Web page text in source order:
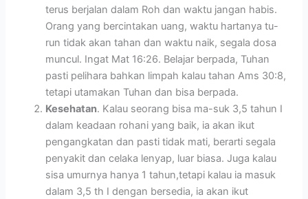
terus berjalan dalam Roh dan waktu jangan habis.
Orang yang bercintakan uang, waktu hartanya tu-
run tidak akan tahan dan waktu naik, segala dosa
muncul. Ingat Mat 16:26. Belajar berpada, Tuhan
pasti pelihara bahkan limpah kalau tahan Ams 30:8,
tetapi utamakan Tuhan dan bisa berpada.
Kesehatan. Kalau seorang bisa ma-suk 3,5 tahun I
dalam keadaan rohani yang baik, ia akan ikut
pengangkatan dan pasti tidak mati, berarti segala
penyakit dan celaka lenyap, luar biasa. Juga kalau
sisa umurnya hanya 1 tahun,tetapi kalau ia masuk
dalam 3,5 th I dengan bersedia, ia akan ikut